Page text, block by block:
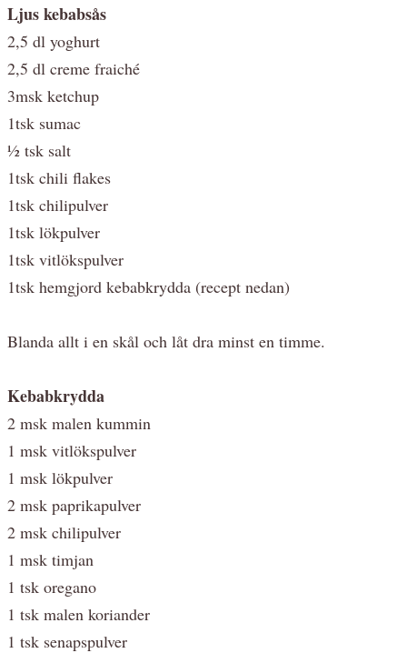
Ljus kebabsås
2,5 dl yoghurt
2,5 dl creme fraiché
3msk ketchup
1tsk sumac
½ tsk salt
1tsk chili flakes
1tsk chilipulver
1tsk lökpulver
1tsk vitlökspulver
1tsk hemgjord kebabkrydda (recept nedan)
Blanda allt i en skål och låt dra minst en timme.
Kebabkrydda
2 msk malen kummin
1 msk vitlökspulver
1 msk lökpulver
2 msk paprikapulver
2 msk chilipulver
1 msk timjan
1 tsk oregano
1 tsk malen koriander
1 tsk senapspulver